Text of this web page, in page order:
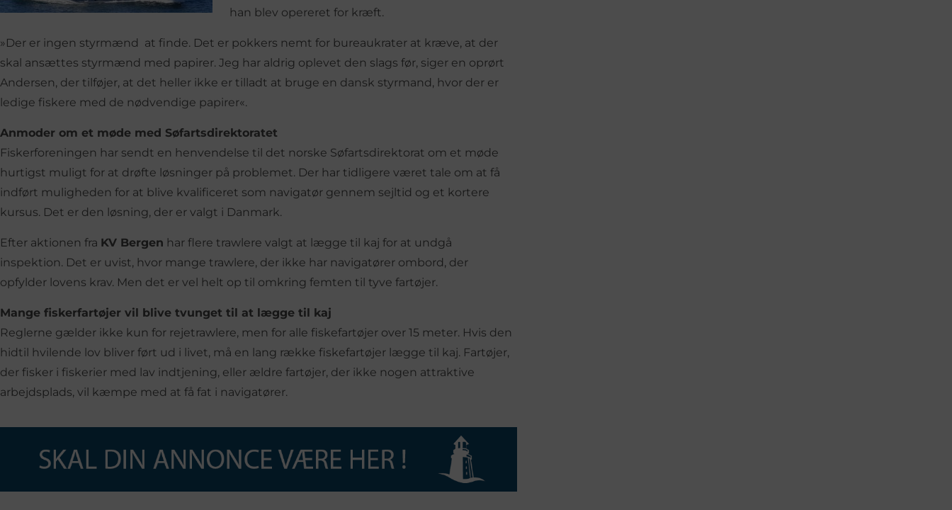
han blev opereret for kræft.
»Der er ingen styrmænd at finde. Det er pokkers nemt for bureaukrater at kræve, at der
skal ansættes styrmænd med papirer. Jeg har aldrig oplevet den slags før, siger en oprørt
Andersen, der tilføjer, at det heller ikke er tilladt at bruge en dansk styrmand, hvor der er
ledige fiskere med de nødvendige papirer«.
Anmoder om et møde med Søfartsdirektoratet
Fiskerforeningen har sendt en henvendelse til det norske Søfartsdirektorat om et møde
hurtigst muligt for at drøfte løsninger på problemet. Der har tidligere været tale om at få
indført muligheden for at blive kvalificeret som navigatør gennem sejltid og et kortere
kursus. Det er den løsning, der er valgt i Danmark.
Efter aktionen fra KV Bergen har flere trawlere valgt at lægge til kaj for at undgå
inspektion. Det er uvist, hvor mange trawlere, der ikke har navigatører ombord, der
opfylder lovens krav. Men det er vel helt op til omkring femten til tyve fartøjer.
Mange fiskerfartøjer vil blive tvunget til at lægge til kaj
Reglerne gælder ikke kun for rejetrawlere, men for alle fiskefartøjer over 15 meter. Hvis den
hidtil hvilende lov bliver ført ud i livet, må en lang række fiskefartøjer lægge til kaj. Fartøjer,
der fisker i fiskerier med lav indtjening, eller ældre fartøjer, der ikke nogen attraktive
arbejdsplads, vil kæmpe med at få fat i navigatører.